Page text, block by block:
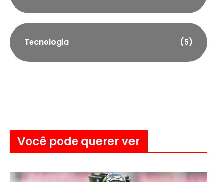
Tecnologia (5)
Você pode querer ver